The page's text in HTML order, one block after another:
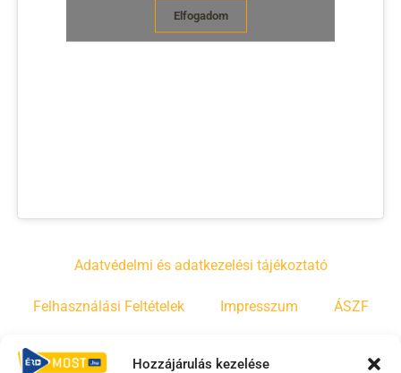
Hozzájárulás kezelése
Elfogadom
Adatvédelmi és adatkezelési tájékoztató
Felhasználási Feltételek Impresszum ÁSZF
Irányelvek